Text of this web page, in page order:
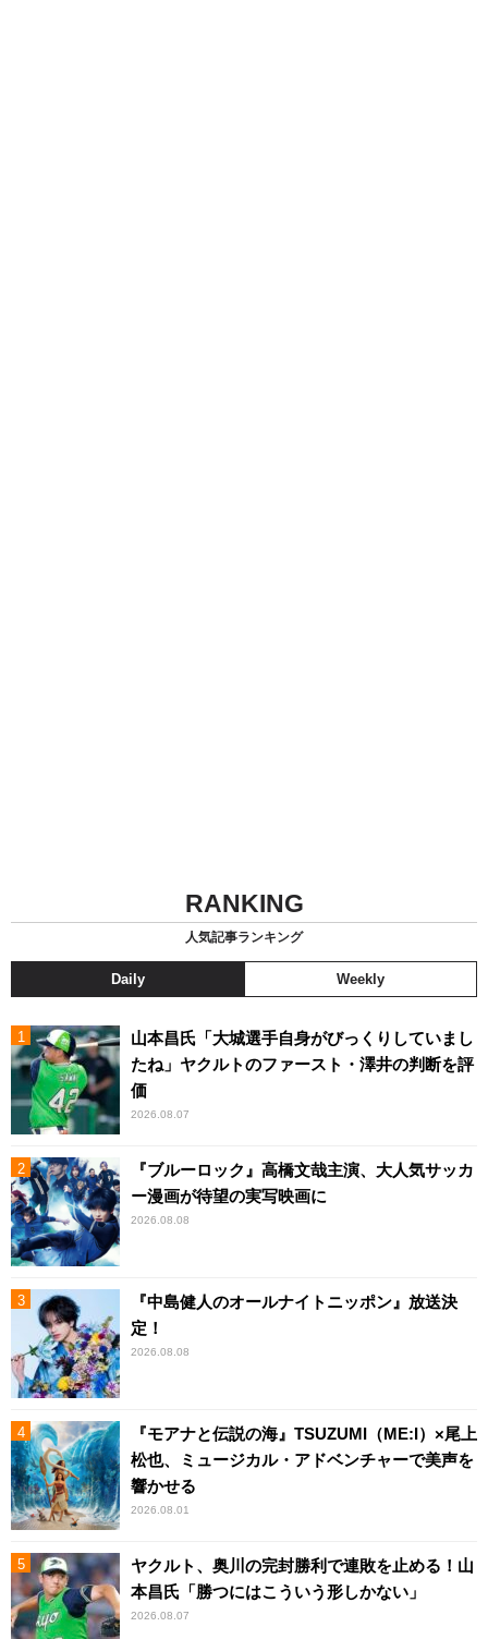
RANKING
人気記事ランキング
Daily Weekly
山本昌氏「大城選手自身がびっくりしていまし
たね」ヤクルトのファースト・澤井の判断を評
価
2026.08.07
『ブルーロック』高橋文哉主演、大人気サッカ
ー漫画が待望の実写映画に
2026.08.08
『中島健人のオールナイトニッポン』放送決
定！
2026.08.08
『モアナと伝説の海』TSUZUMI（ME:I）×尾上
松也、ミュージカル・アドベンチャーで美声を
響かせる
2026.08.01
ヤクルト、奥川の完封勝利で連敗を止める！山
本昌氏「勝つにはこういう形しかない」
2026.08.07